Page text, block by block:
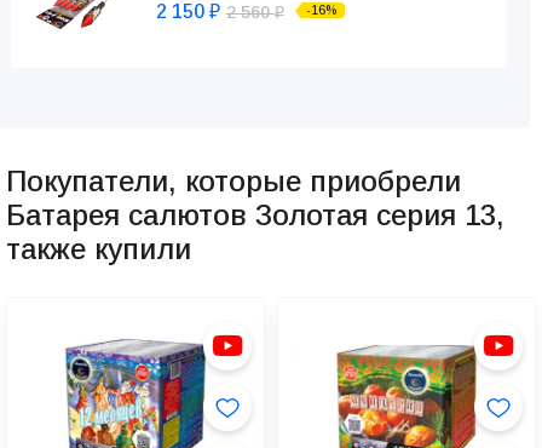
2 150 ₽ 2 560₽ -16%
Покупатели, которые приобрели
Батарея салютов Золотая серия 13,
также купили